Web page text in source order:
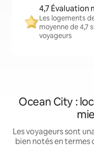
4,7 Évaluation
Les logements
moyenne de 4,7
voyageurs
Ocean City :
Les voyageurs sont
bien notés en